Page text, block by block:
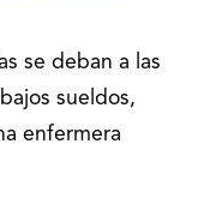
se deban a las
sueldos,
enfermera